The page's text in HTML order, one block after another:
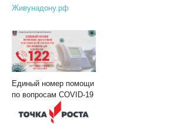
Живунадону.рф
Единый номер помощи
по вопросам COVID-19